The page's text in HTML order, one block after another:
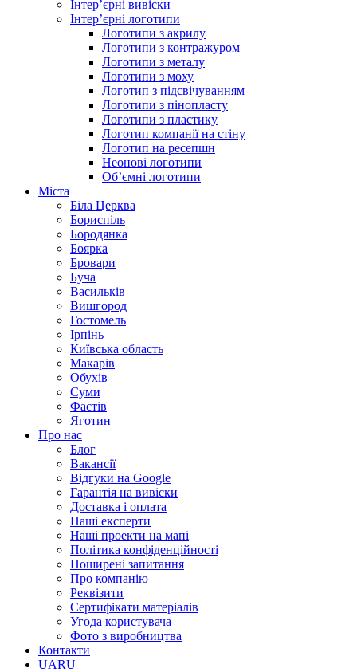
Інтер’єрні вивіски
Інтер’єрні логотипи
Логотипи з акрилу
Логотипи з контражуром
Логотипи з металу
Логотипи з моху
Логотип з підсвічуванням
Логотипи з пінопласту
Логотипи з пластику
Логотип компанії на стіну
Логотип на ресепшн
Неонові логотипи
Об’ємні логотипи
Міста
Біла Церква
Бориспіль
Бородянка
Боярка
Бровари
Буча
Васильків
Вишгород
Гостомель
Ірпінь
Київська область
Макарів
Обухів
Суми
Фастів
Яготин
Про нас
Блог
Вакансії
Відгуки на Google
Гарантія на вивіски
Доставка і оплата
Наші експерти
Наші проекти на мапі
Політика конфіденційності
Поширені запитання
Про компанію
Реквізити
Сертифікати матеріалів
Угода користувача
Фото з виробництва
Контакти
UARU